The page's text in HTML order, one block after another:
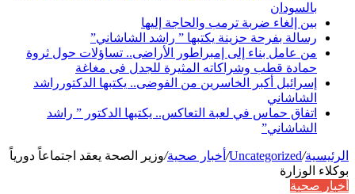
بالسودان
بين إلغاء ضربة ترمب والحاجة إليها
رسالة بفرحة حزينة يكتبها ” راشد الشاشاني”
من عامل بناء إلى إمبراطور الأراضى.. تساؤلات حول ثروة
حمادة قطب وشراكاته المثيرة للجدل فى مغاغة
إسرائيل أكبر الخاسرين من الفوضى.. يكتبها الدكتورراشد
الشاشاني
اتفاق حماس في لعبة التعاكس.. يكتبها الدكتور ” راشد
الشاشاني”
الرئيسية/
Uncategorized
/ أخبار صحية/وزير الصحة يعقد اجتماعاً دورياً
بوكلاء الوزارة
أخبار صحية